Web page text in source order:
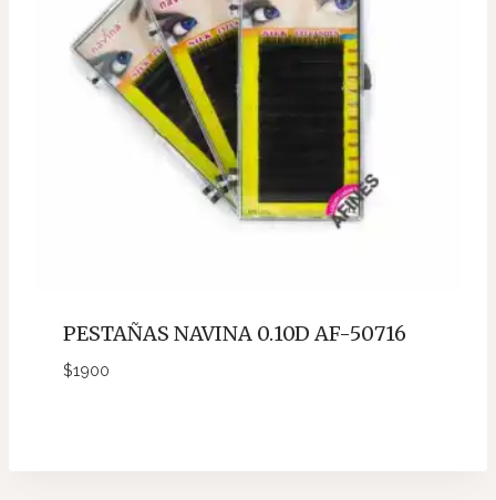
PESTAÑAS NAVINA 0.10D AF-50716
$1900